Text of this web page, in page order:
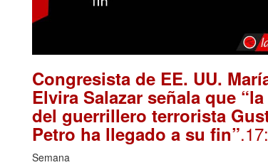
Congresista de EE. UU.
Elvira Salazar señala que “la
del guerrillero terrorista
Petro ha llegado a su fin”
Semana